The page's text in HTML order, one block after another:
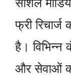
फ्री
है। विभिन्न
और सेवाओं